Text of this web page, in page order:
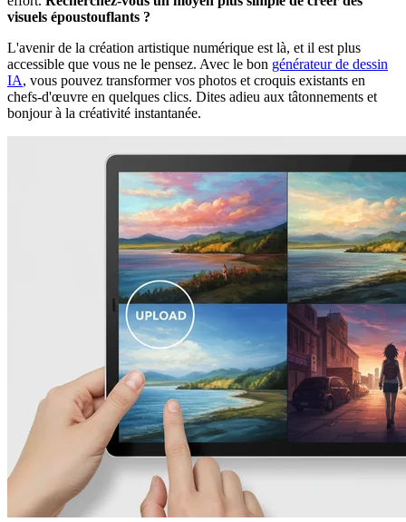
visuels époustouflants ?
L'avenir de la création artistique numérique est là, et il est plus
accessible que vous ne le pensez. Avec le bon générateur de dessin
IA, vous pouvez transformer vos photos et croquis existants en
chefs-d'œuvre en quelques clics. Dites adieu aux tâtonnements et
bonjour à la créativité instantanée.